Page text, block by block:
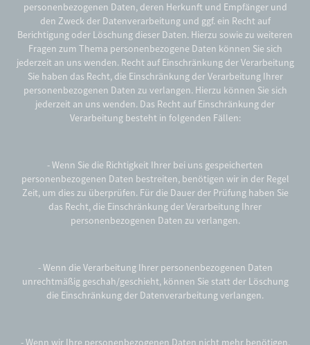
personenbezogenen Daten, deren Herkunft und Empfänger und
den Zweck der Datenverarbeitung und ggf. ein Recht auf
Berichtigung oder Löschung dieser Daten. Hierzu sowie zu weiteren
Fragen zum Thema personenbezogene Daten können Sie sich
jederzeit an uns wenden. Recht auf Einschränkung der Verarbeitung
Sie haben das Recht, die Einschränkung der Verarbeitung Ihrer
personenbezogenen Daten zu verlangen. Hierzu können Sie sich
jederzeit an uns wenden. Das Recht auf Einschränkung der
Verarbeitung besteht in folgenden Fällen:
- Wenn Sie die Richtigkeit Ihrer bei uns gespeicherten
personenbezogenen Daten bestreiten, benötigen wir in der Regel
Zeit, um dies zu überprüfen. Für die Dauer der Prüfung haben Sie
das Recht, die Einschränkung der Verarbeitung Ihrer
personenbezogenen Daten zu verlangen.
- Wenn die Verarbeitung Ihrer personenbezogenen Daten
unrechtmäßig geschah/geschieht, können Sie statt der Löschung
die Einschränkung der Datenverarbeitung verlangen.
- Wenn wir Ihre personenbezogenen Daten nicht mehr benötigen,